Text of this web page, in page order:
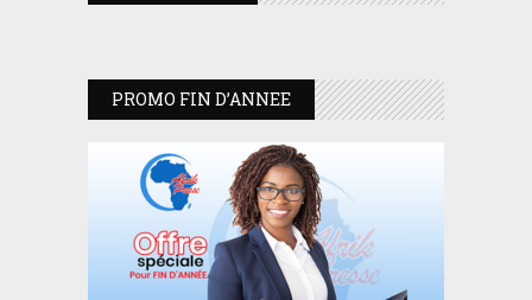
PROMO FIN D’ANNEE